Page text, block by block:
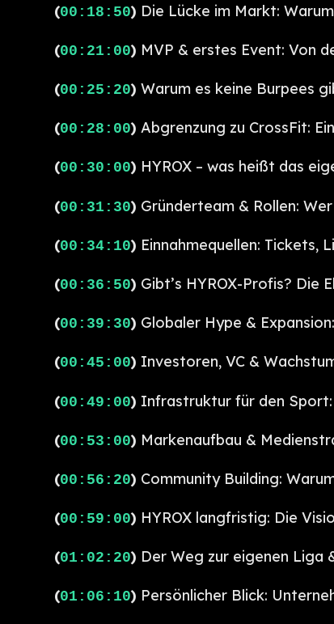
(00:18:50) Die Lücke im Markt:
(00:21:00) MVP & erstes Event: Von
(00:25:20) Warum es keine Burpees
(00:28:00) Abgrenzung zu CrossFit:
(00:30:00) HYROX – was heißt das
(00:31:30) Gründerteam & Rollen:
(00:34:10) Einnahmequellen: Tickets,
(00:36:50) Gibt’s HYROX-Profis? Die
(00:39:30) Globaler Hype &
(00:45:00) Investoren, VC &
(00:49:00) Infrastruktur für den
(00:53:00) Markenaufbau &
(00:56:20) Community Building:
(00:59:00) HYROX langfristig: Die
(01:02:20) Der Weg zur eigenen Liga
(01:06:10) Persönlicher Blick: